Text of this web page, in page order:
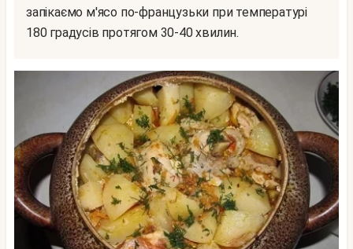
запікаємо м'ясо по-французьки при температурі
180 градусів протягом 30-40 хвилин.